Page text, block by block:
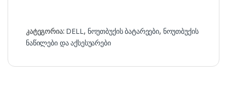
კატეგორია: DELL, ნოუთბუქის ბატარეები, ნოუთბუქის
ნაწილები და აქსესუარები